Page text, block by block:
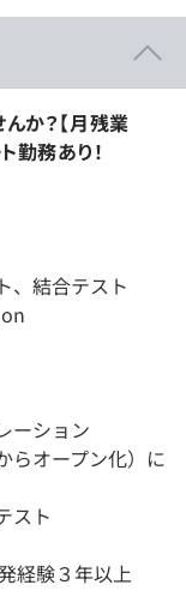
か？【月残業
勤務あり！
、結合テスト
ーション
らオープン化）に
スト
経験３年以上